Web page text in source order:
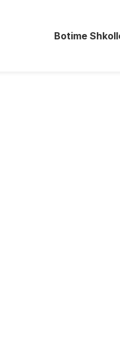
Botime